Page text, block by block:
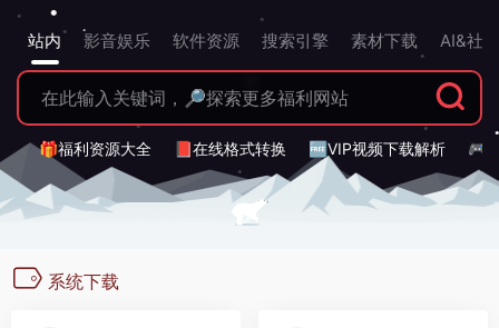
站内 影音娱乐 软件资源 搜索引擎 素材下载 AI&社区
🎁福利资源大全 📕在线格式转换 🆓VIP视频下载解析 🎮
系统下载